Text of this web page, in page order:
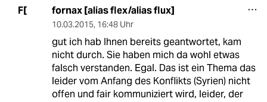
F[ fornax [alias flex/alias flux]
10.03.2015, 16:48 Uhr
gut ich hab Ihnen bereits geantwortet, kam
nicht durch. Sie haben mich da wohl etwas
falsch verstanden. Egal. Das ist ein Thema das
leider vom Anfang des Konflikts (Syrien) nicht
offen und fair kommuniziert wird, leider, der